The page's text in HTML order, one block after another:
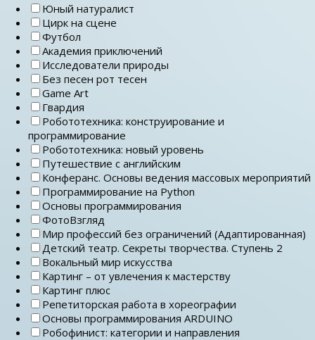
Юный натуралист
Цирк на сцене
Футбол
Академия приключений
Исследователи природы
Без песен рот тесен
Game Art
Гвардия
Робототехника: конструирование и
программирование
Робототехника: новый уровень
Путешествие с английским
Конферанс. Основы ведения массовых мероприятий
Программирование на Python
Основы программирования
ФотоВзгляд
Мир профессий без ограничений (Адаптированная)
Детский театр. Секреты творчества. Ступень 2
Вокальный мир искусства
Картинг – от увлечения к мастерству
Картинг плюс
Репетиторская работа в хореографии
Основы программирования ARDUINO
Робофинист: категории и направления